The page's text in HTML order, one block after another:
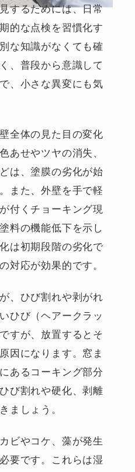
するためには、日常
的な点検を習慣化す
な知識がなくても確
、普段から意識して
、小さな異変にも気
全体の見た目の変化
あせやツヤの消失、
は、塗膜の劣化が始
また、外壁を手で軽
付くチョーキング現
料の機能低下を示し
は初期段階の劣化で
対応が効果的です。
、ひび割れや剥がれ
ひび（ヘアークラッ
すが、放置するとそ
因になります。窓ま
あるコーキング部分
び割れや硬化、剥離
ましょう。
ビやコケ、藻が発生
要です。これらは湿